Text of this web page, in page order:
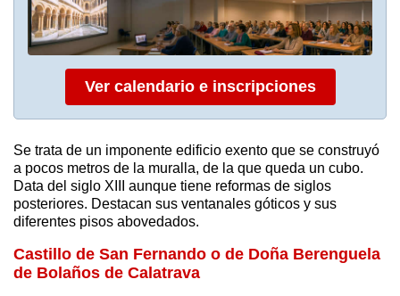
Ver calendario e inscripciones
Se trata de un imponente edificio exento que se construyó
a pocos metros de la muralla, de la que queda un cubo.
Data del siglo XIII aunque tiene reformas de siglos
posteriores. Destacan sus ventanales góticos y sus
diferentes pisos abovedados.
Castillo de San Fernando o de Doña Berenguela
de Bolaños de Calatrava